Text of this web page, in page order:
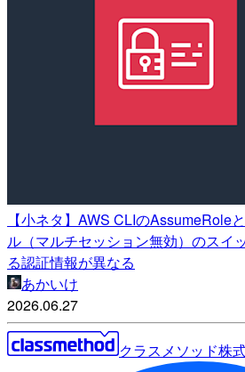
【小ネタ】AWS CLIのAssumeRole
ル（マルチセッション無効）のスイ
る認証情報が異なる
あかいけ
2026.06.27
クラスメソッド株